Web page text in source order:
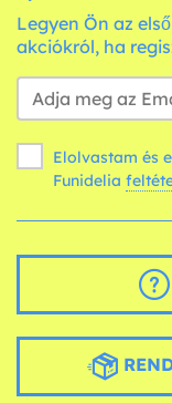
Legyen Ön az
akciókról, ha
Elolvastam és
Funidelia